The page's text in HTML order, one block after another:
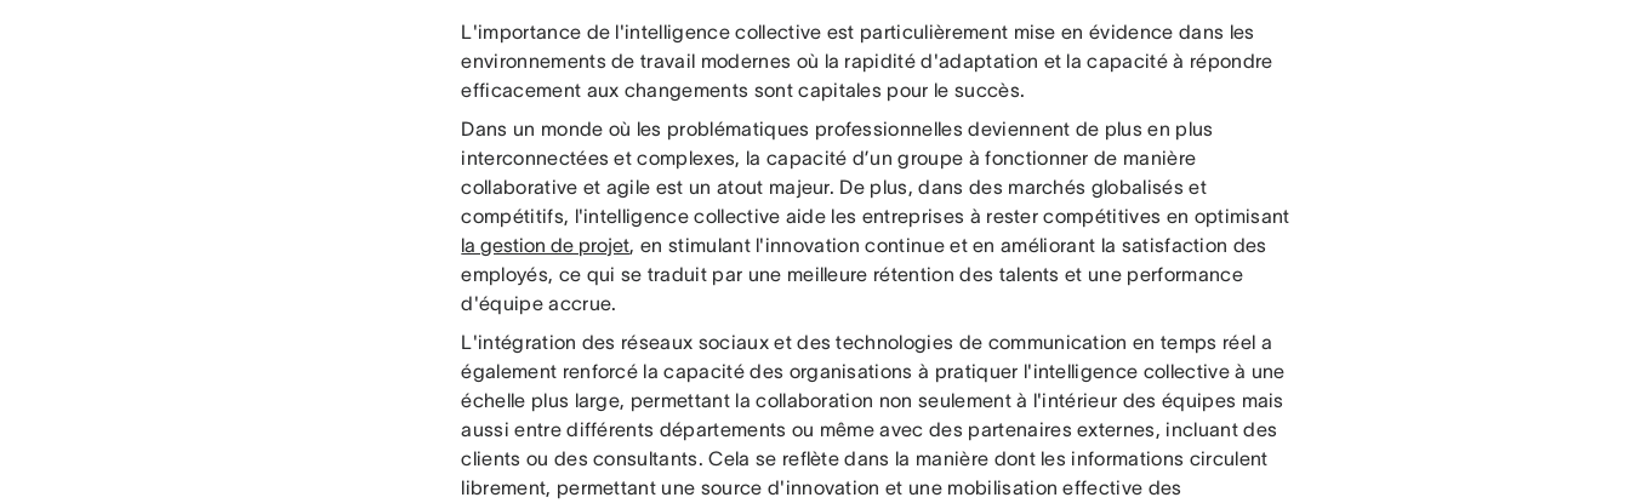
L'importance de l'intelligence collective est particulièrement mise en évidence dans les
environnements de travail modernes où la rapidité d'adaptation et la capacité à répondre
efficacement aux changements sont capitales pour le succès.
Dans un monde où les problématiques professionnelles deviennent de plus en plus
interconnectées et complexes, la capacité d’un groupe à fonctionner de manière
collaborative et agile est un atout majeur. De plus, dans des marchés globalisés et
compétitifs, l'intelligence collective aide les entreprises à rester compétitives en optimisant
la gestion de projet, en stimulant l'innovation continue et en améliorant la satisfaction des
employés, ce qui se traduit par une meilleure rétention des talents et une performance
d'équipe accrue.
L'intégration des réseaux sociaux et des technologies de communication en temps réel a
également renforcé la capacité des organisations à pratiquer l'intelligence collective à une
échelle plus large, permettant la collaboration non seulement à l'intérieur des équipes mais
aussi entre différents départements ou même avec des partenaires externes, incluant des
clients ou des consultants. Cela se reflète dans la manière dont les informations circulent
librement, permettant une source d'innovation et une mobilisation effective des